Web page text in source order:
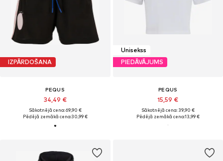
IZPĀRDOŠANA
PEQUS
34,49 €
Sākotnējā cena: 69,90 €
Pēdējā zemākā cena:30,99 €
Unisekss
PIEDĀVĀJUMS
PEQUS
15,59 €
Sākotnējā cena: 39,90 €
Pēdējā zemākā cena:13,99 €